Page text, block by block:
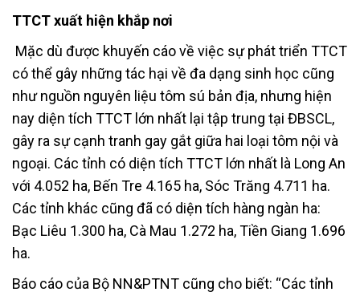
TTCT xuất hiện khắp nơi
Mặc dù được khuyến cáo về việc sự phát triển TTCT
có thể gây những tác hại về đa dạng sinh học cũng
như nguồn nguyên liệu tôm sú bản địa, nhưng hiện
nay diện tích TTCT lớn nhất lại tập trung tại ĐBSCL,
gây ra sự cạnh tranh gay gắt giữa hai loại tôm nội và
ngoại. Các tỉnh có diện tích TTCT lớn nhất là Long An
với 4.052 ha, Bến Tre 4.165 ha, Sóc Trăng 4.711 ha.
Các tỉnh khác cũng đã có diện tích hàng ngàn ha:
Bạc Liêu 1.300 ha, Cà Mau 1.272 ha, Tiền Giang 1.696
ha.
Báo cáo của Bộ NN&PTNT cũng cho biết: “Các tỉnh